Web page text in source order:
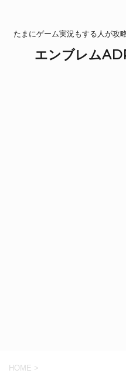
たまにゲーム実況もする人が攻
エンブレム
HOME >